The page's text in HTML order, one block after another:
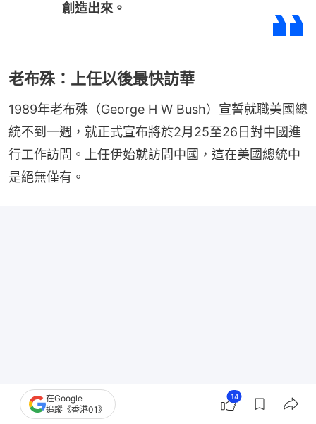
創造出來。
老布殊：上任以後最快訪華
1989年老布殊（George H W Bush）宣誓就職美國總
統不到一週，就正式宣布將於2月25至26日對中國進
行工作訪問。上任伊始就訪問中國，這在美國總統中
是絕無僅有。
在Google
追蹤《香港01》
14